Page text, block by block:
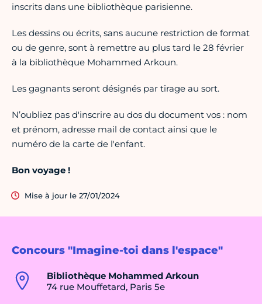
Concours "Imagine-toi dans l'espace"
Bibliothèque Mohammed Arkoun
74 rue Mouffetard, Paris 5e
inscrits dans une bibliothèque parisienne.
Les dessins ou écrits, sans aucune restriction de format
ou de genre, sont à remettre au plus tard le 28 février
à la bibliothèque Mohammed Arkoun.
Les gagnants seront désignés par tirage au sort.
N’oubliez pas d'inscrire au dos du document vos : nom
et prénom, adresse mail de contact ainsi que le
numéro de la carte de l'enfant.
Bon voyage !
Mise à jour le 27/01/2024